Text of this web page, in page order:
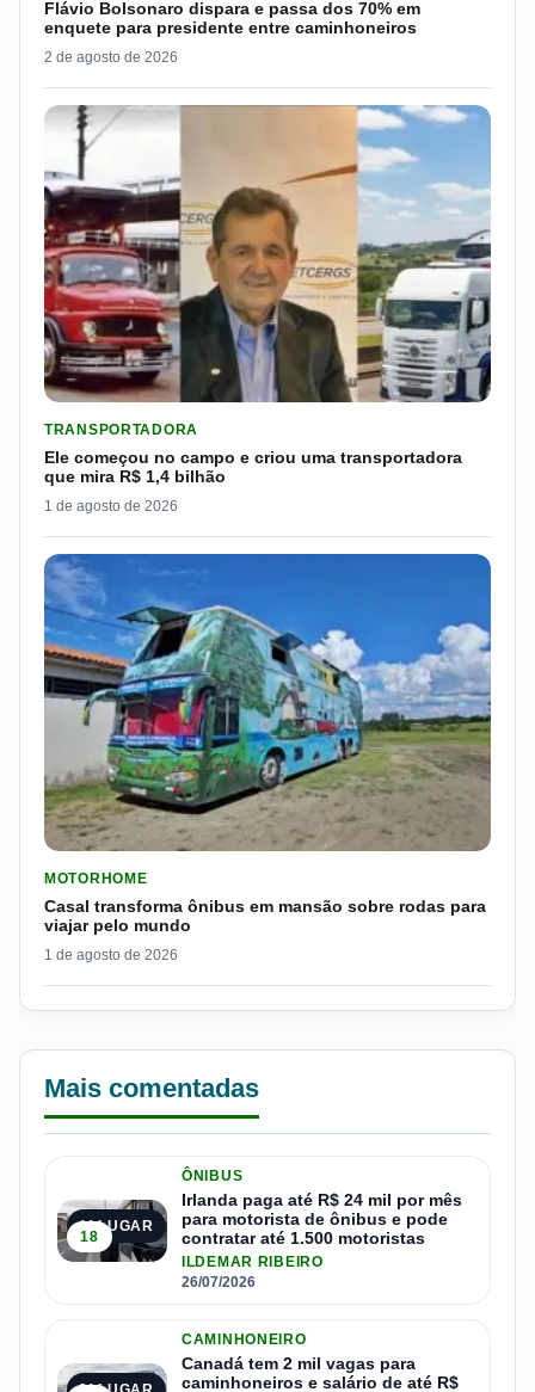
Flávio Bolsonaro dispara e passa dos 70% em
enquete para presidente entre caminhoneiros
2 de agosto de 2026
TRANSPORTADORA
Ele começou no campo e criou uma transportadora
que mira R$ 1,4 bilhão
1 de agosto de 2026
MOTORHOME
Casal transforma ônibus em mansão sobre rodas para
viajar pelo mundo
1 de agosto de 2026
Mais comentadas
1º LUGAR
18
ÔNIBUS
Irlanda paga até R$ 24 mil por mês
para motorista de ônibus e pode
contratar até 1.500 motoristas
ILDEMAR RIBEIRO
26/07/2026
CAMINHONEIRO
Canadá tem 2 mil vagas para
caminhoneiros e salário de até R$